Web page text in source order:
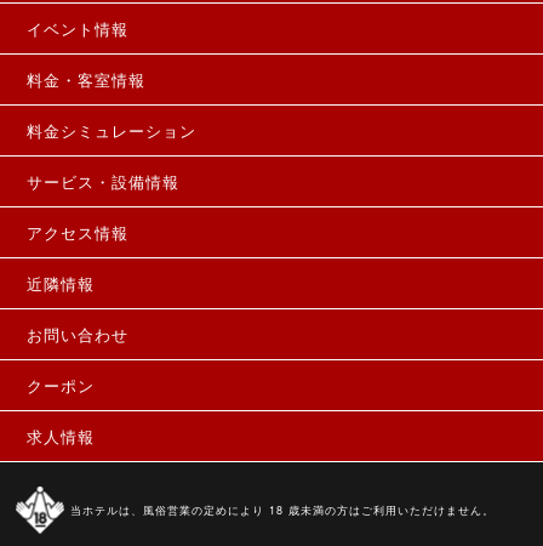
イベント情報
料金・客室情報
料金シミュレーション
サービス・設備情報
アクセス情報
近隣情報
お問い合わせ
クーポン
求人情報
当ホテルは、風俗営業の定めにより 18 歳未満の方はご利用いただけません。